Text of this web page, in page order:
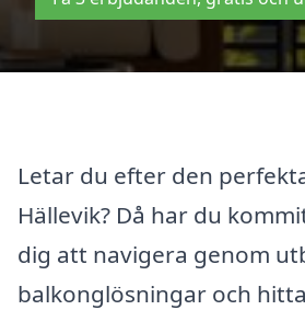
Letar du efter den
Hällevik? Då har du
dig att navigera genom
balkonglösningar och